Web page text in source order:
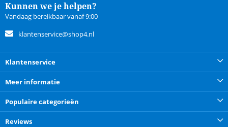
Kunnen we je helpen?
Vandaag bereikbaar vanaf 9:00
klantenservice@shop4.nl
Klantenservice
Meer informatie
Populaire categorieën
Reviews